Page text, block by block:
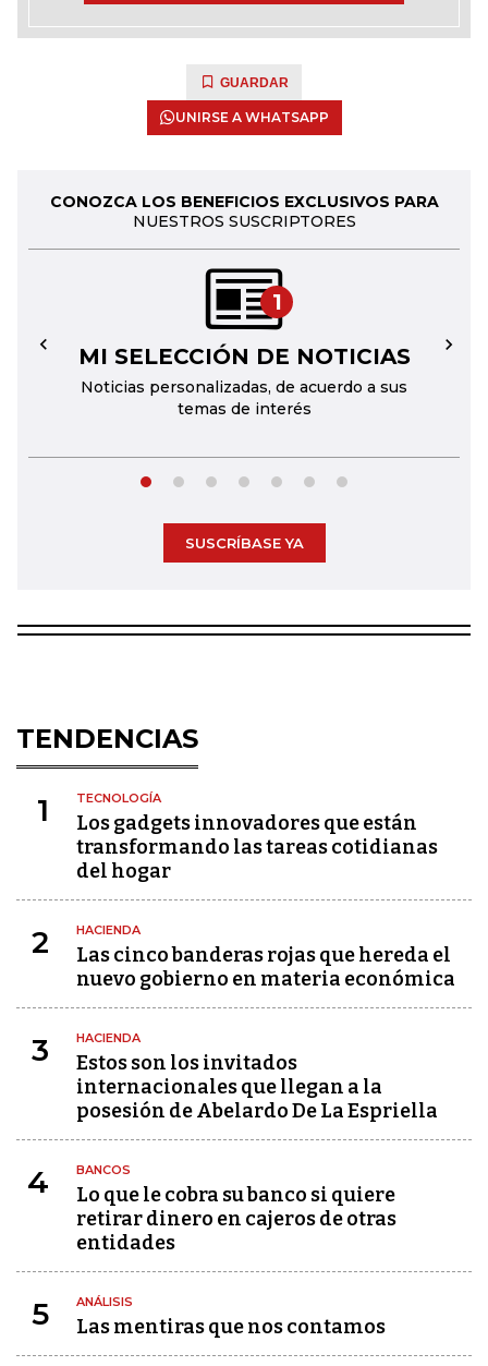
GUARDAR
UNIRSE A WHATSAPP
CONOZCA LOS BENEFICIOS EXCLUSIVOS PARA
NUESTROS SUSCRIPTORES
1
MI SELECCIÓN DE NOTICIAS
Noticias personalizadas, de acuerdo a sus
temas de interés
← →
SUSCRÍBASE YA
TENDENCIAS
1 TECNOLOGÍA
Los gadgets innovadores que están
transformando las tareas cotidianas
del hogar
2 HACIENDA
Las cinco banderas rojas que hereda el
nuevo gobierno en materia económica
3 HACIENDA
Estos son los invitados
internacionales que llegan a la
posesión de Abelardo De La Espriella
4 BANCOS
Lo que le cobra su banco si quiere
retirar dinero en cajeros de otras
entidades
5 ANÁLISIS
Las mentiras que nos contamos